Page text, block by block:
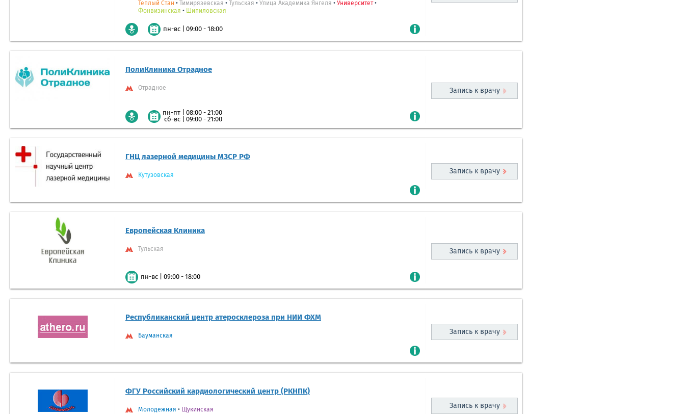
Теплый Стан • Тимирязевская • Тульская • Улица Академика Янгеля • Университет•
Фонвизинская • Шипиловская
пн-вс 09:00 - 18:00
ПолиКлиника Отрадное
Отрадное Запись к врачу
пн-пт
08:00 - 21:00
сб-вс
09:00 - 21:00
ГНЦ лазерной медицины МЗСР РФ
Кутузовская
Запись к врачу
Европейская Клиника
Тульская Запись к врачу
пн-вс 09:00 - 18:00
Республиканский центр атеросклероза при НИИ ФХМ
Бауманская
Запись к врачу
ФГУ Российский кардиологический центр (РКНПК)
Молодежная • Щукинская
Запись к врачу